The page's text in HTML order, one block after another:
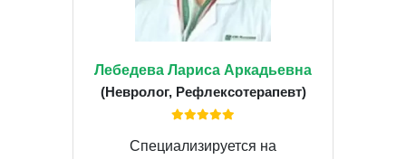
Лебедева Лариса Аркадьевна
(Невролог, Рефлексотерапевт)
Специализируется на